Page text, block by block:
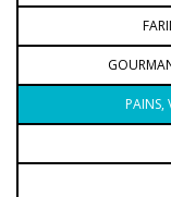
PAINS,